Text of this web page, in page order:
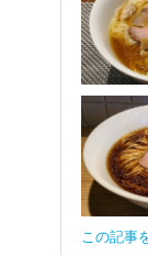
この記事